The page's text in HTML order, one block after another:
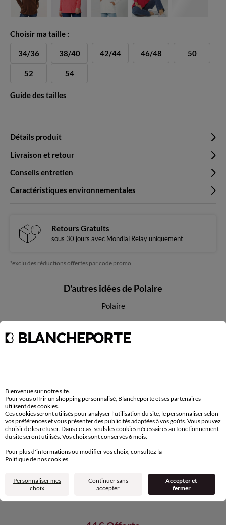
Choisir ma taille :
34/36 38/40 42/44 46/48 50
52 54
Guide des tailles
Détails produit
Livraison et retour
Conseils entretien
Caractéristiques environnementales
Retours Gratuits
sous 30 jours avec Mondial Relay uniquement
*exclu des réductions offertes par code promo
D'autres idées de Polaire
Polaire
Livraison express
domicile, relais, consignes automatiques
Retours gratuits
sous 30 jours avec Mondial Relay
uniquement
par chat et par téléphone
de 8h00 à 20h00 du lundi au samedi
Bienvenue sur notre site.
Pour vous offrir un shopping personnalisé, Blancheporte et ses partenaires
utilisent des cookies.
Ces cookies seront utilisés pour analyser l'utilisation du site, le personnaliser selon
vos préférences et vous présenter des publicités adaptées à vos goûts. Vous pouvez
choisir de les refuser. Dans ce cas, seuls les cookies nécessaires au fonctionnement
du site seront utilisés. Vos choix sont conservés 6 mois.
Pour plus d'informations ou modifier vos choix, consultez la
Politique de nos cookies
Personnaliser mes
choix
Continuer sans
accepter
Accepter et
fermer